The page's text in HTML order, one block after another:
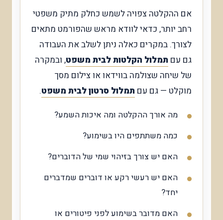
אם ההקלטה צפויה לשמש כחלק מתיק משפטי
רחב יותר, כדאי לוודא מראש שהפורמט מתאים
לצורך. במקרים כאלה ניתן לשלב את העבודה
גם עם תמלול הקלטות לבית משפט, ובמקרה
של שיחה שצולמה בווידאו או צילום מסך
מוקלט — גם עם תמלול סרטון לבית משפט.
מה אורך ההקלטה ומה איכות השמע?
כמה משתתפים היו בשימוע?
האם יש צורך בזיהוי שמי של הדוברים?
האם יש רעשי רקע או דוברים שמדברים
יחד?
האם מדובר בשימוע לפני פיטורים או